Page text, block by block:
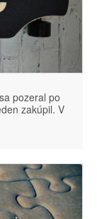
pozeral po
zakúpil. V